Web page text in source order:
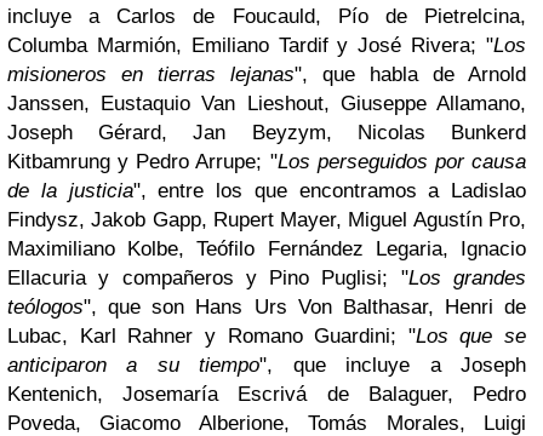
incluye a Carlos de Foucauld, Pío de Pietrelcina,
Columba Marmión, Emiliano Tardif y José Rivera; "Los
misioneros en tierras lejanas", que habla de Arnold
Janssen, Eustaquio Van Lieshout, Giuseppe Allamano,
Joseph Gérard, Jan Beyzym, Nicolas Bunkerd
Kitbamrung y Pedro Arrupe; "Los perseguidos por causa
de la justicia", entre los que encontramos a Ladislao
Findysz, Jakob Gapp, Rupert Mayer, Miguel Agustín Pro,
Maximiliano Kolbe, Teófilo Fernández Legaria, Ignacio
Ellacuria y compañeros y Pino Puglisi; "Los grandes
teólogos", que son Hans Urs Von Balthasar, Henri de
Lubac, Karl Rahner y Romano Guardini; "Los que se
anticiparon a su tiempo", que incluye a Joseph
Kentenich, Josemaría Escrivá de Balaguer, Pedro
Poveda, Giacomo Alberione, Tomás Morales, Luigi